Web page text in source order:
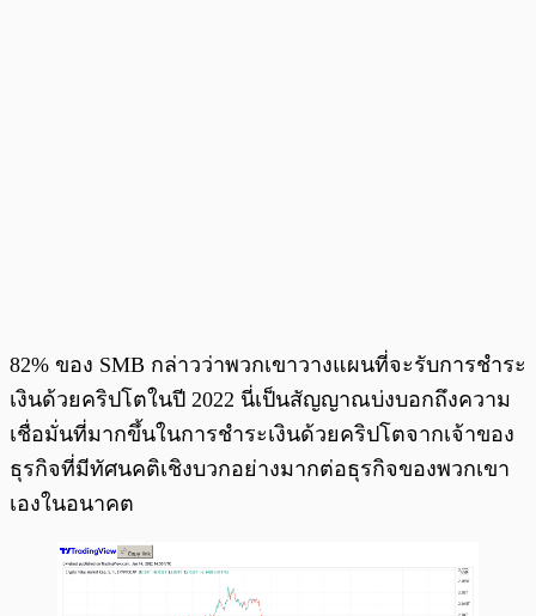
82% ของ SMB กล่าวว่าพวกเขาวางแผนที่จะรับการชำระ
เงินด้วยคริปโตในปี 2022 นี่เป็นสัญญาณบ่งบอกถึงความ
เชื่อมั่นที่มากขึ้นในการชำระเงินด้วยคริปโตจากเจ้าของ
ธุรกิจที่มีทัศนคติเชิงบวกอย่างมากต่อธุรกิจของพวกเขา
เองในอนาคต